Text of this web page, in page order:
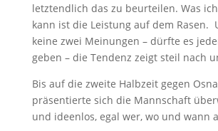
letztendlich das zu beurteilen. Was
kann ist die Leistung auf dem Rasen.
keine zwei Meinungen – dürfte es
geben – die Tendenz zeigt steil nach
Bis auf die zweite Halbzeit gegen
präsentierte sich die Mannschaft
und ideenlos, egal wer, wo und wann